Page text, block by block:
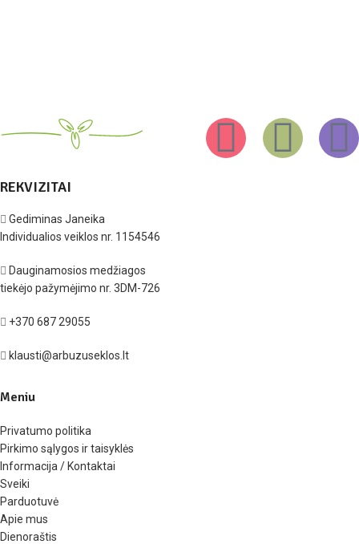
REKVIZITAI
Gediminas Janeika
Individualios veiklos nr. 1154546
Dauginamosios medžiagos
tiekėjo pažymėjimo nr. 3DM-726
+370 687 29055
klausti@arbuzuseklos.lt
Meniu
Privatumo politika
Pirkimo sąlygos ir taisyklės
Informacija / Kontaktai
Sveiki
Parduotuvė
Apie mus
Dienoraštis